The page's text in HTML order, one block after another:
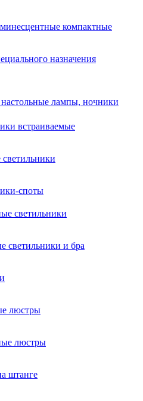
компактные
назначения
лампы, ночники
встраиваемые
споты
светильники
светильники и бра
люстры
люстры
штанге